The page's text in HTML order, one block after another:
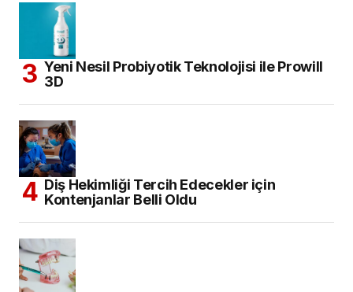
Yeni Nesil Probiyotik Teknolojisi ile Prowill
3D
Diş Hekimliği Tercih Edecekler için
Kontenjanlar Belli Oldu